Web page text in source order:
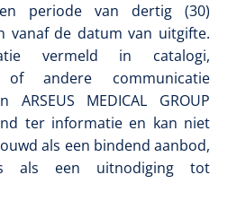
periode van dertig (30)
vanaf de datum van uitgifte.
vermeld in catalogi,
of andere communicatie
ARSEUS MEDICAL GROUP
ter informatie en kan niet
als een bindend aanbod,
als een uitnodiging tot